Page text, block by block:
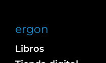
ergon
Libros